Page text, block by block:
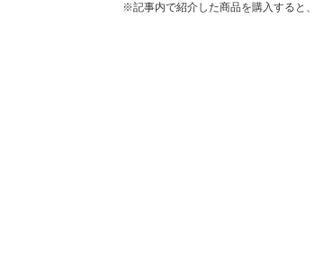
※記事内で紹介した商品を購入すると